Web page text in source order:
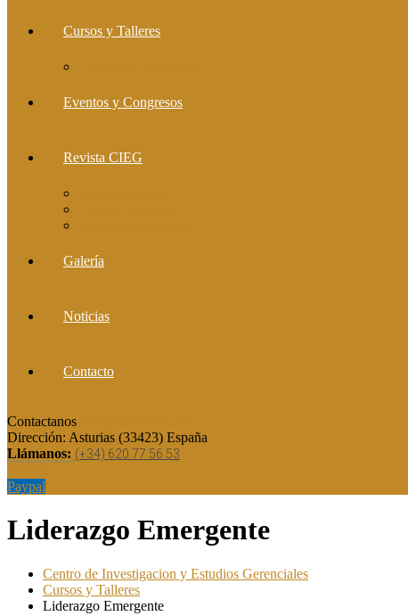
Cursos y Talleres
Eventos y Congresos
Revista CIEG
Galería
Noticias
Contacto
Contactanos
Dirección: Asturias (33423) España
Llámanos: (+34) 620 77 56 53
Paypal
Liderazgo Emergente
Centro de Investigacion y Estudios Gerenciales
Cursos y Talleres
Liderazgo Emergente